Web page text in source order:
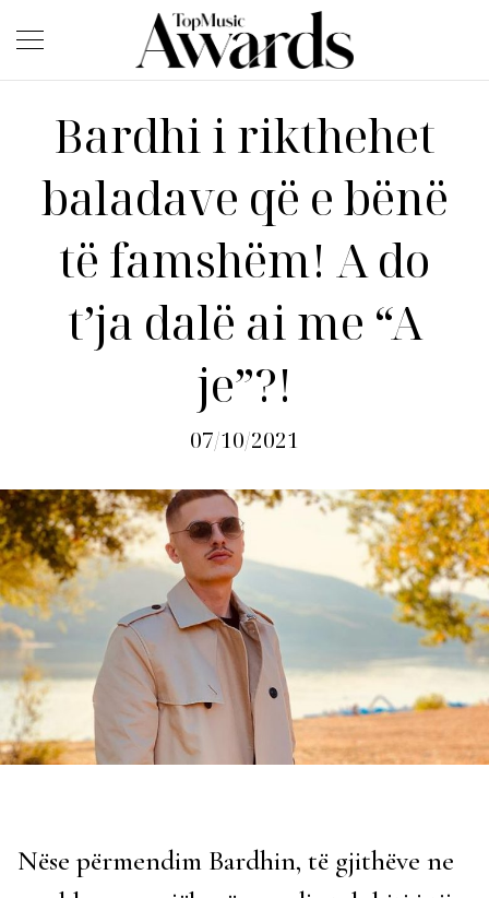
Bardhi i rikthehet
baladave që e bënë
të famshëm! A do
t’ja dalë ai me “A
je”?!
07/10/2021
Nëse përmendim Bardhin, të gjithëve ne